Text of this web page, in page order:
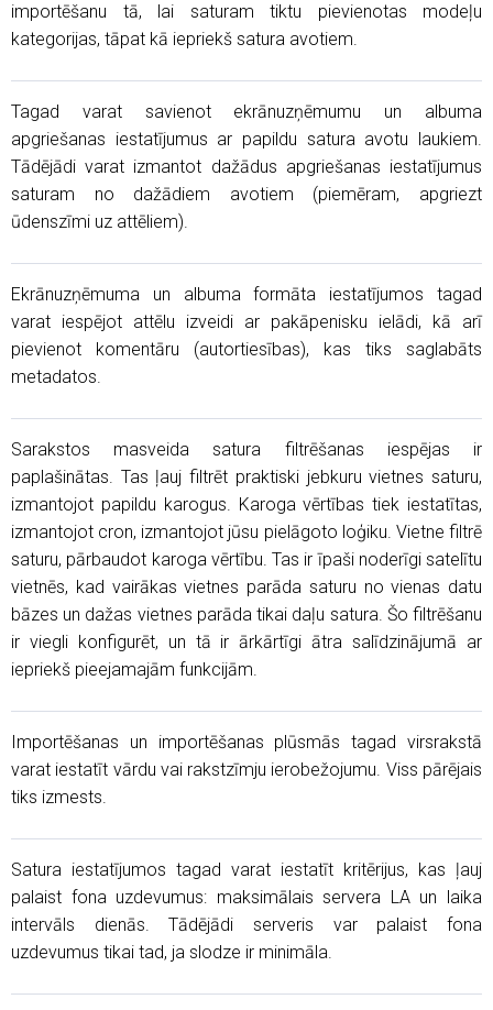
importēšanu tā, lai saturam tiktu pievienotas modeļu
kategorijas, tāpat kā iepriekš satura avotiem.
Tagad varat savienot ekrānuzņēmumu un albuma
apgriešanas iestatījumus ar papildu satura avotu laukiem.
Tādējādi varat izmantot dažādus apgriešanas iestatījumus
saturam no dažādiem avotiem (piemēram, apgriezt
ūdenszīmi uz attēliem).
Ekrānuzņēmuma un albuma formāta iestatījumos tagad
varat iespējot attēlu izveidi ar pakāpenisku ielādi, kā arī
pievienot komentāru (autortiesības), kas tiks saglabāts
metadatos.
Sarakstos masveida satura filtrēšanas iespējas ir
paplašinātas. Tas ļauj filtrēt praktiski jebkuru vietnes saturu,
izmantojot papildu karogus. Karoga vērtības tiek iestatītas,
izmantojot cron, izmantojot jūsu pielāgoto loģiku. Vietne filtrē
saturu, pārbaudot karoga vērtību. Tas ir īpaši noderīgi satelītu
vietnēs, kad vairākas vietnes parāda saturu no vienas datu
bāzes un dažas vietnes parāda tikai daļu satura. Šo filtrēšanu
ir viegli konfigurēt, un tā ir ārkārtīgi ātra salīdzinājumā ar
iepriekš pieejamajām funkcijām.
Importēšanas un importēšanas plūsmās tagad virsrakstā
varat iestatīt vārdu vai rakstzīmju ierobežojumu. Viss pārējais
tiks izmests.
Satura iestatījumos tagad varat iestatīt kritērijus, kas ļauj
palaist fona uzdevumus: maksimālais servera LA un laika
intervāls dienās. Tādējādi serveris var palaist fona
uzdevumus tikai tad, ja slodze ir minimāla.